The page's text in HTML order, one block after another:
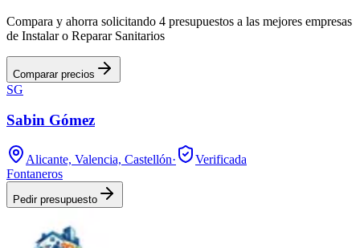
Compara y ahorra solicitando 4 presupuestos a las mejores empresas
de Instalar o Reparar Sanitarios
Comparar precios
SG
Sabin Gómez
Alicante, Valencia, Castellón·
Verificada
Fontaneros
Pedir presupuesto